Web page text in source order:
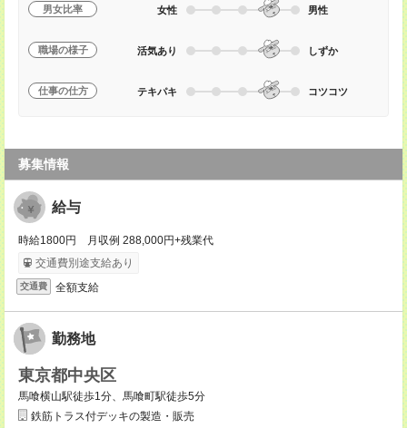
男女比率 女性 男性
職場の様子 活気あり しずか
仕事の仕方 テキパキ コツコツ
募集情報
給与
時給1800円 月収例 288,000円+残業代
交通費別途支給あり
交通費 全額支給
勤務地
東京都中央区
馬喰横山駅徒歩1分、馬喰町駅徒歩5分
鉄筋トラス付デッキの製造・販売